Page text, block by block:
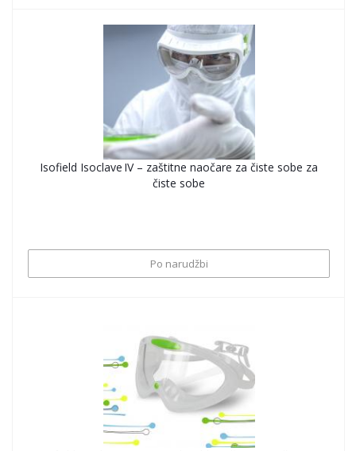
Isofield Isoclave IV – zaštitne naočare za čiste sobe za
čiste sobe
Po narudžbi